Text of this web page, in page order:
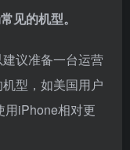
见的机型。
议准备一台运营
型，如美国用户
用iPhone相对更